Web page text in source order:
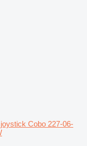
Cobo 227-06-